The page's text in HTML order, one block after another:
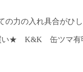
力の入れ具合がひ
い★ K&K 缶ツマ